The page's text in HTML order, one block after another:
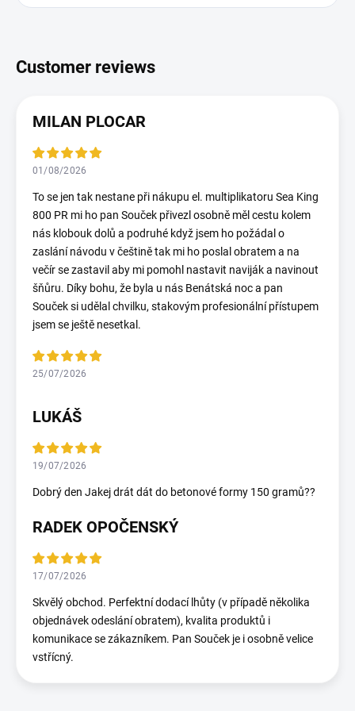
MILAN PLOCAR
01/08/2026
To se jen tak nestane při nákupu el. multiplikatoru Sea King
800 PR mi ho pan Souček přivezl osobně měl cestu kolem
nás klobouk dolů a podruhé když jsem ho požádal o
zaslání návodu v češtině tak mi ho poslal obratem a na
večír se zastavil aby mi pomohl nastavit naviják a navinout
šňůru. Díky bohu, že byla u nás Benátská noc a pan
Souček si udělal chvilku, stakovým profesionální přístupem
jsem se ještě nesetkal.
25/07/2026
LUKÁŠ
19/07/2026
Dobrý den Jakej drát dát do betonové formy 150 gramů??
RADEK OPOČENSKÝ
17/07/2026
Skvělý obchod. Perfektní dodací lhůty (v případě několika
objednávek odeslání obratem), kvalita produktů i
komunikace se zákazníkem. Pan Souček je i osobně velice
vstřícný.